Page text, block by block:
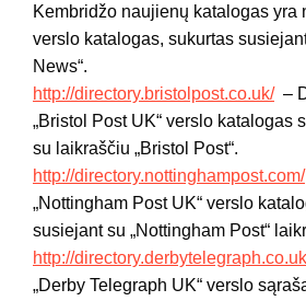
Kembridžo naujienų katalogas yra
verslo katalogas, sukurtas
News“.
http://directory.bristolpost.co.uk/–
„Bristol Post UK“ verslo katalogas
su laikraščiu „Bristol Post“.
http://directory.nottinghampost.com/
„Nottingham Post UK“ verslo
susiejant su „Nottingham Post“
http://
„Derby Telegraph UK“ verslo